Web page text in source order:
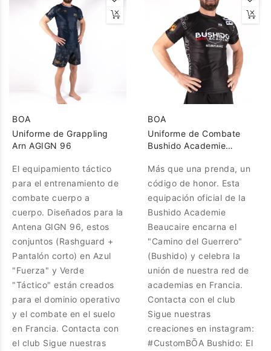
BOA
Uniforme de Grappling
Arn AGIGN 96
El equipamiento táctico
para el entrenamiento de
combate cuerpo a
cuerpo. Diseñados para la
Antena GIGN 96, estos
conjuntos (Rashguard +
Pantalón corto) en Azul
"Fuerza" y Verde
"Táctico" están creados
para el dominio operativo
y el combate en el suelo
en Francia. Contacta con
el club Sigue nuestras
BOA
Uniforme de Combate
Bushido Academie
Más que una prenda, un
código de honor. Esta
equipación oficial de la
Bushido Academie
Beaucaire encarna el
"Camino del Guerrero"
(Bushido) y celebra la
unión de nuestra red de
academias en Francia.
Contacta con el club
Sigue nuestras
creaciones en instagram:
#CustomBŌA Bushido: El